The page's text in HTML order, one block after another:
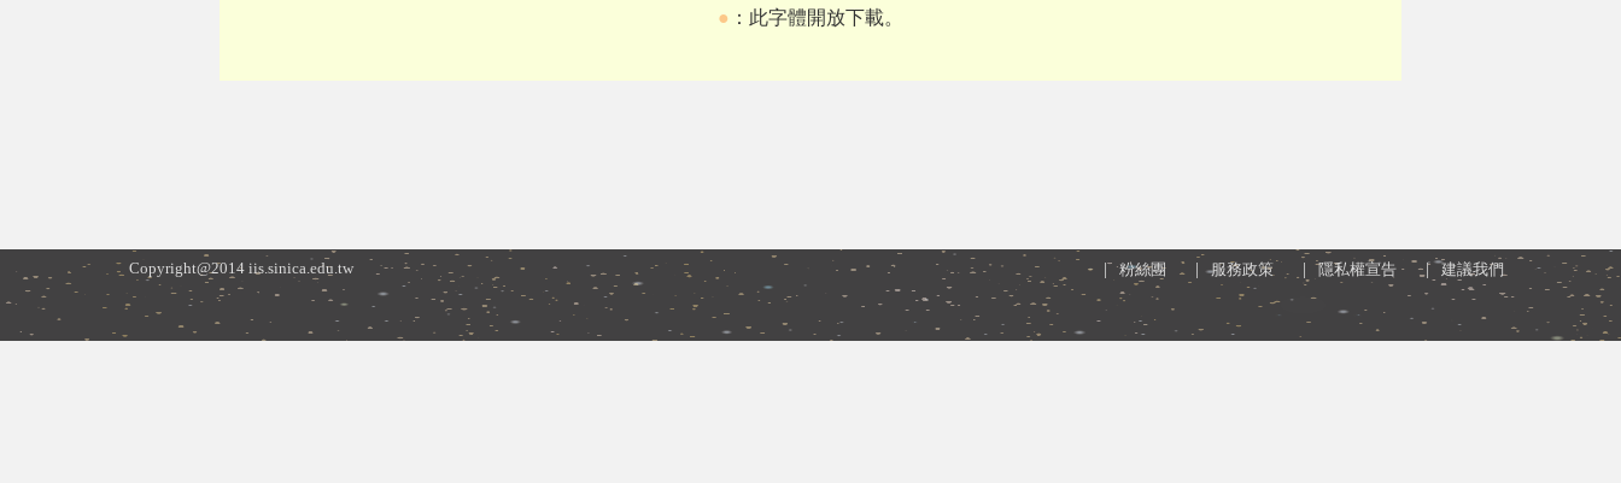
● ：此字體開放下載。
Copyright@2014 iis.sinica.edu.tw 粉絲團 服務政策 隱私權宣告 建議我們